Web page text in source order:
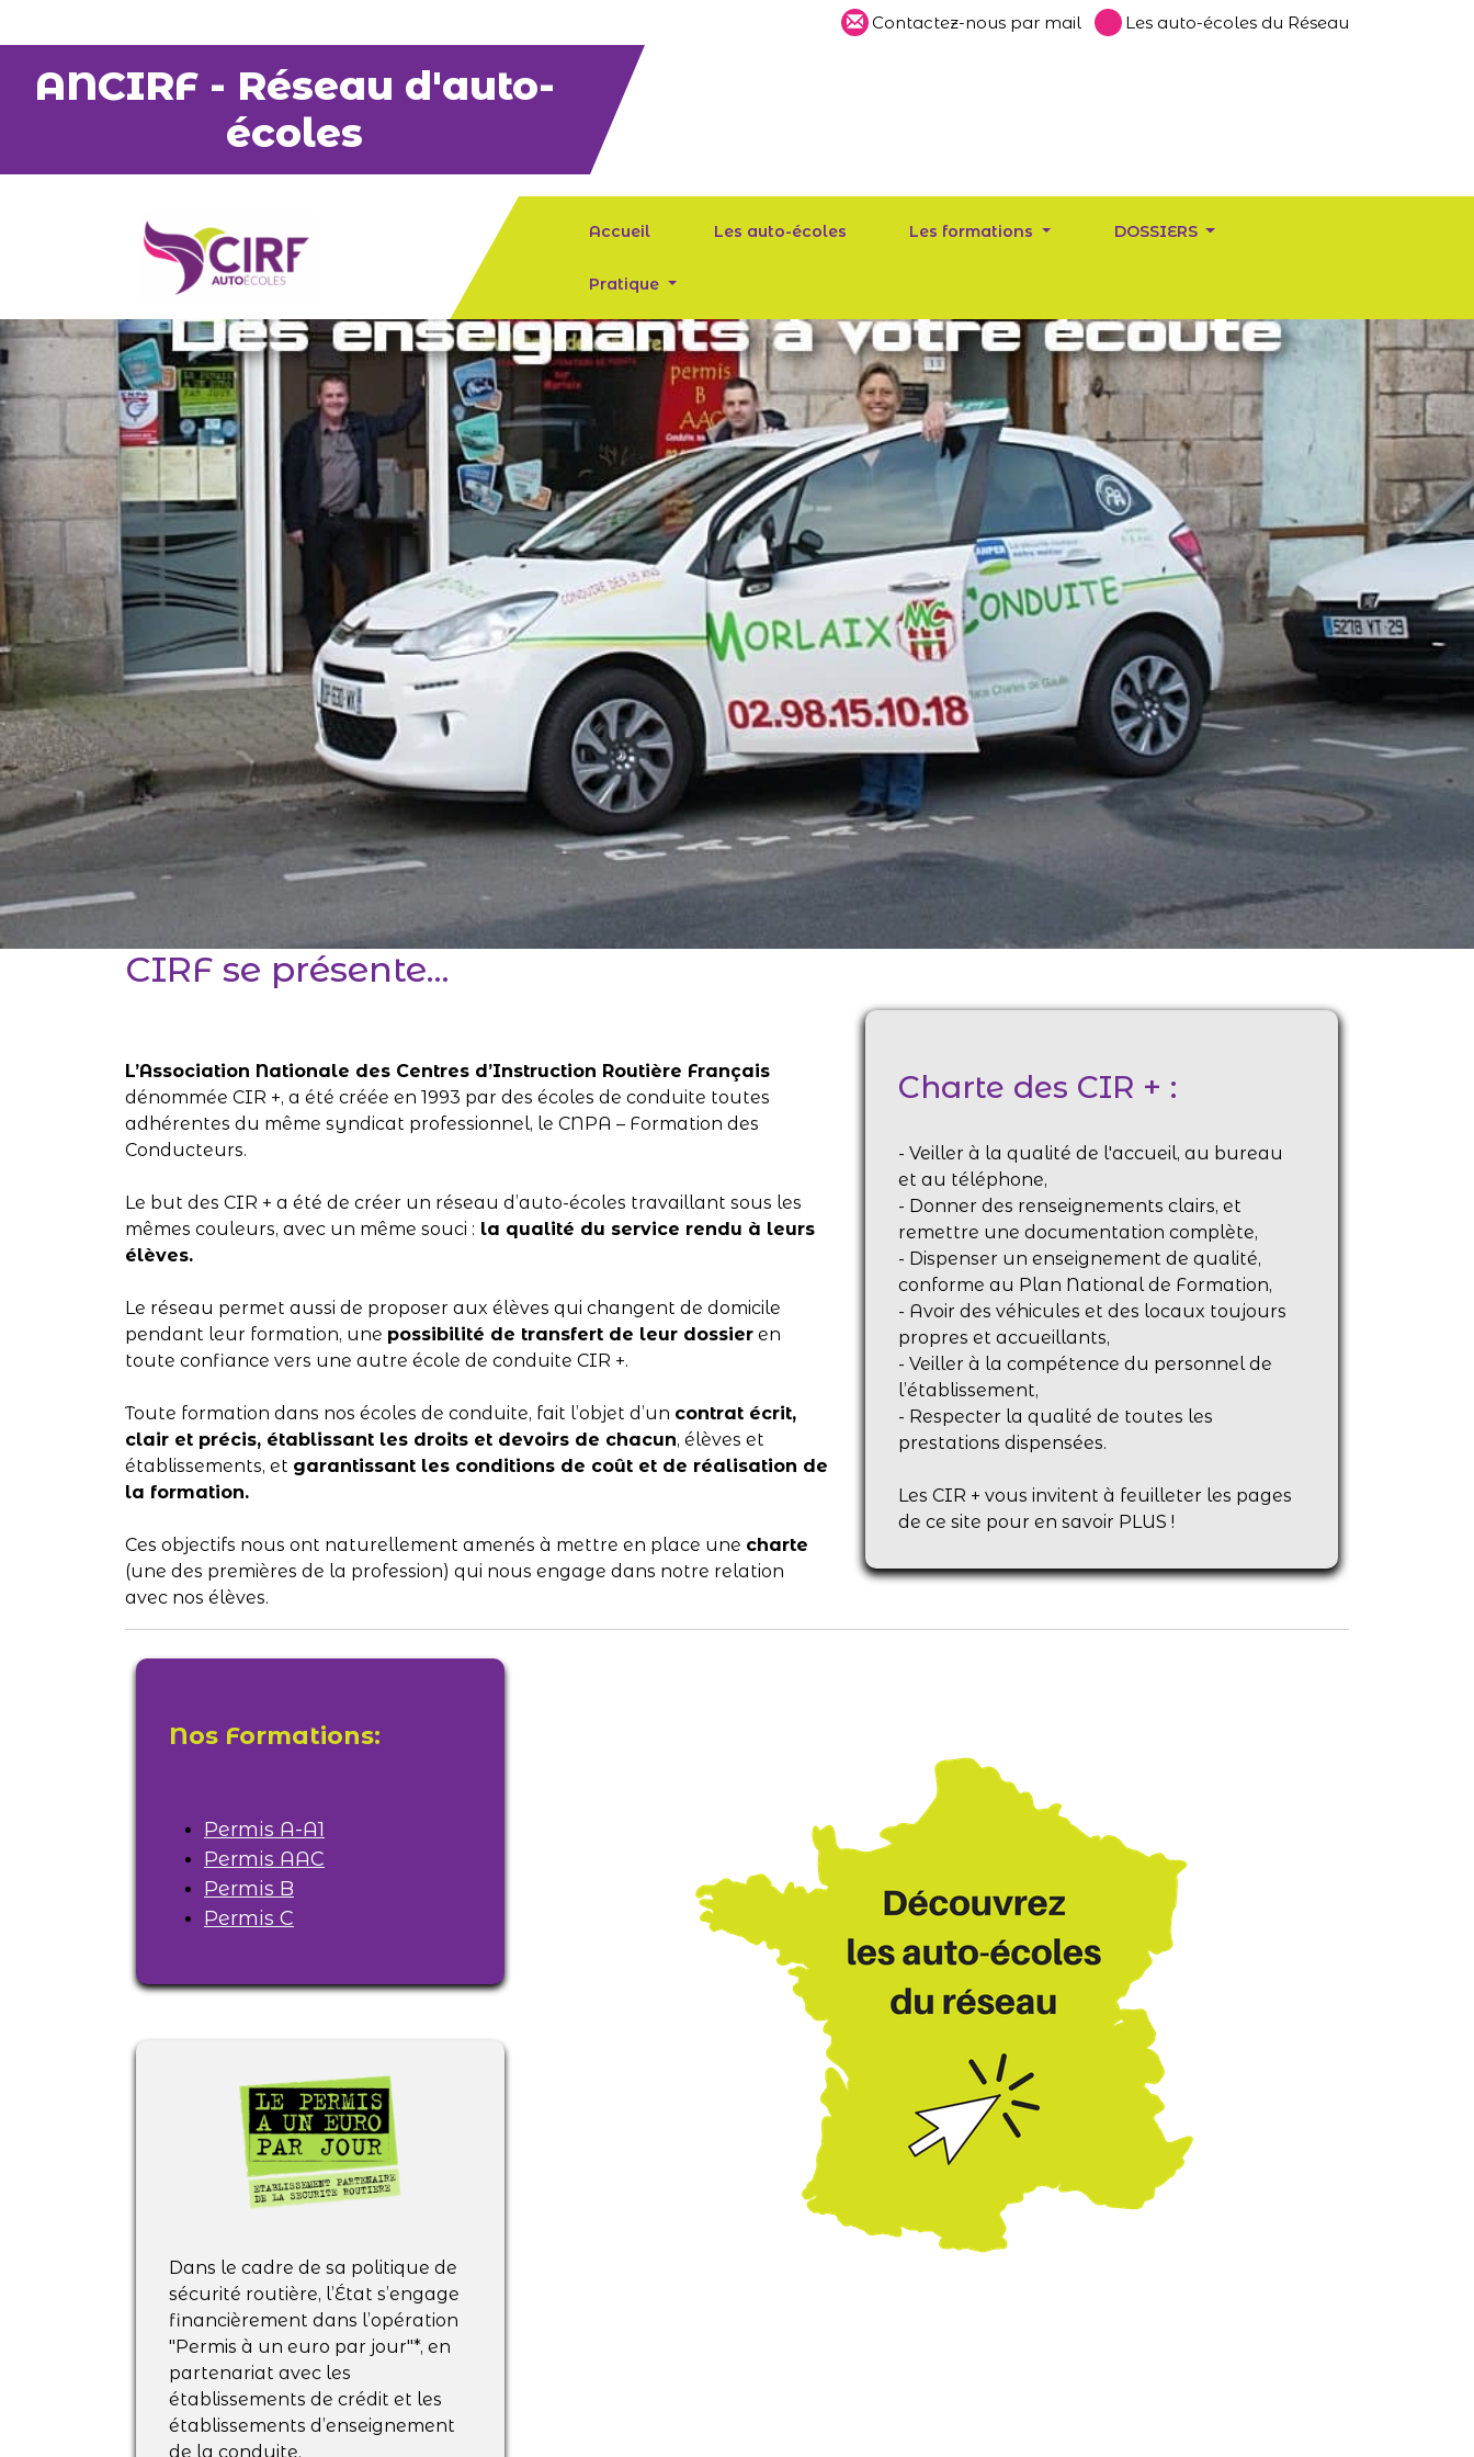
Contactez-nous par mail Les auto-écoles du Réseau
ANCIRF - Réseau d'auto-
écoles
Accueil Les auto-écoles Les formations DOSSIERS
Pratique
CIRF se présente...
L’Association Nationale des Centres d’Instruction Routière Français
dénommée CIR +, a été créée en 1993 par des écoles de conduite toutes
adhérentes du même syndicat professionnel, le CNPA – Formation des
Conducteurs.
Le but des CIR + a été de créer un réseau d’auto-écoles travaillant sous les
mêmes couleurs, avec un même souci : la qualité du service rendu à leurs
élèves.
Le réseau permet aussi de proposer aux élèves qui changent de domicile
pendant leur formation, une possibilité de transfert de leur dossier en
toute confiance vers une autre école de conduite CIR +.
Toute formation dans nos écoles de conduite, fait l’objet d’un contrat écrit,
clair et précis, établissant les droits et devoirs de chacun, élèves et
établissements, et garantissant les conditions de coût et de réalisation de
la formation.
Ces objectifs nous ont naturellement amenés à mettre en place une charte
(une des premières de la profession) qui nous engage dans notre relation
avec nos élèves.
Charte des CIR + :
- Veiller à la qualité de l'accueil, au bureau
et au téléphone,
- Donner des renseignements clairs, et
remettre une documentation complète,
- Dispenser un enseignement de qualité,
conforme au Plan National de Formation,
- Avoir des véhicules et des locaux toujours
propres et accueillants,
- Veiller à la compétence du personnel de
l’établissement,
- Respecter la qualité de toutes les
prestations dispensées.
Les CIR + vous invitent à feuilleter les pages
de ce site pour en savoir PLUS !
Nos Formations:
Permis A-A1
Permis AAC
Permis B
Permis C
Dans le cadre de sa politique de
sécurité routière, l’État s’engage
financièrement dans l’opération
"Permis à un euro par jour"*, en
partenariat avec les
établissements de crédit et les
établissements d’enseignement
de la conduite.